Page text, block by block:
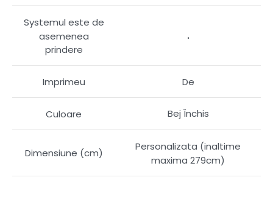
Systemul este de
asemenea
prindere
.
Imprimeu De
Culoare Bej Închis
Dimensiune (cm)
Personalizata (inaltime
maxima 279cm)